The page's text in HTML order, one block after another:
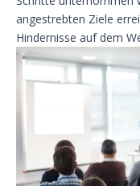
angestrebten Ziele
Hindernisse auf dem